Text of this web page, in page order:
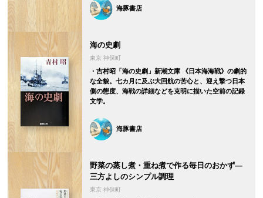
海豚書店
海の史劇
東京 神保町
・吉村昭「海の史劇」新潮文庫 《日本海海戦》の劇的
な全貌。七カ月に及ぶ大回航の苦心と、迎え撃つ日本
側の態度、海戦の詳細などを克明に描いた空前の記録
文学。
海豚書店
野菜の蒸し煮・重ね煮で作る毎日のおかず―
三方よしのシンプル調理
東京 神保町